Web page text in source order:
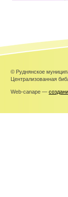
© Руднянское
Централизованная
Web-canape —